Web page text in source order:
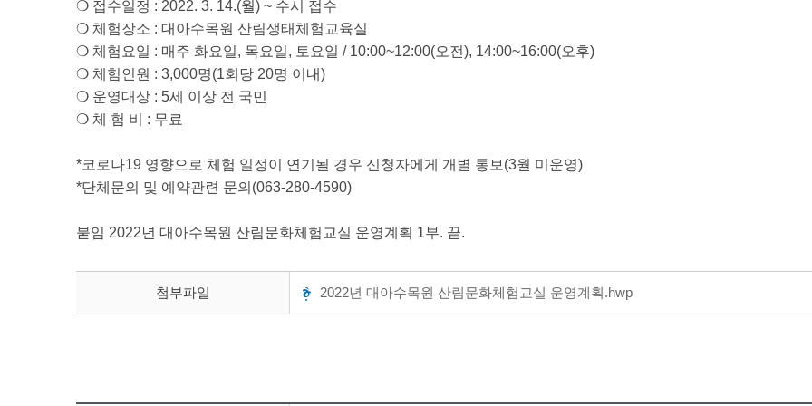
❍ 접수일정 : 2022. 3. 14.(월) ~ 수시 접수
❍ 체험장소 : 대아수목원 산림생태체험교육실
❍ 체험요일 : 매주 화요일, 목요일, 토요일 / 10:00~12:00(오전), 14:00~16:00(오후)
❍ 체험인원 : 3,000명(1회당 20명 이내)
❍ 운영대상 : 5세 이상 전 국민
❍ 체 험 비 : 무료
*코로나19 영향으로 체험 일정이 연기될 경우 신청자에게 개별 통보(3월 미운영)
*단체문의 및 예약관련 문의(063-280-4590)
붙임 2022년 대아수목원 산림문화체험교실 운영계획 1부. 끝.
첨부파일 2022년 대아수목원 산림문화체험교실 운영계획.hwp